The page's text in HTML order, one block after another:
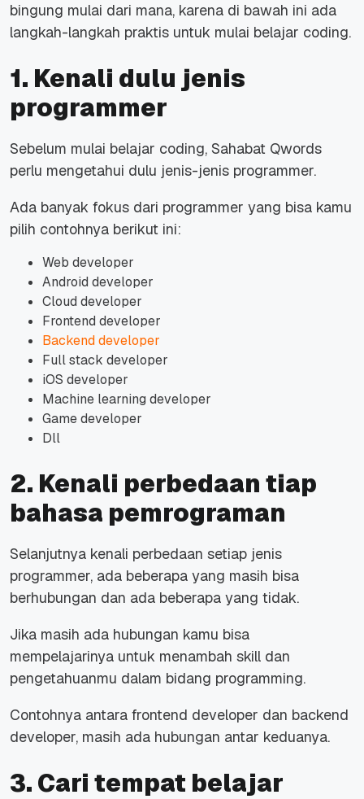
bingung mulai dari mana, karena di bawah ini ada
langkah-langkah praktis untuk mulai belajar coding.
1. Kenali dulu jenis
programmer
Sebelum mulai belajar coding, Sahabat Qwords
perlu mengetahui dulu jenis-jenis programmer.
Ada banyak fokus dari programmer yang bisa kamu
pilih contohnya berikut ini:
Web developer
Android developer
Cloud developer
Frontend developer
Backend developer
Full stack developer
iOS developer
Machine learning developer
Game developer
Dll
2. Kenali perbedaan tiap
bahasa pemrograman
Selanjutnya kenali perbedaan setiap jenis
programmer, ada beberapa yang masih bisa
berhubungan dan ada beberapa yang tidak.
Jika masih ada hubungan kamu bisa
mempelajarinya untuk menambah skill dan
pengetahuanmu dalam bidang programming.
Contohnya antara frontend developer dan backend
developer, masih ada hubungan antar keduanya.
3. Cari tempat belajar